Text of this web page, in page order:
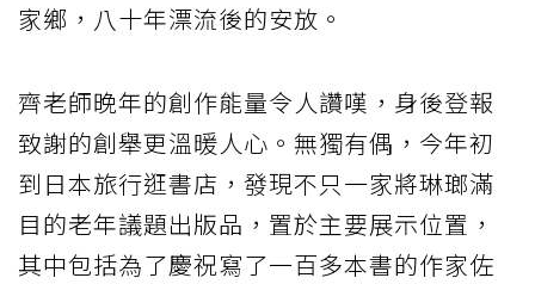
家鄉，八十年漂流後的安放。
齊老師晚年的創作能量令人讚嘆，身後登報
致謝的創舉更溫暖人心。無獨有偶，今年初
到日本旅行逛書店，發現不只一家將琳瑯滿
目的老年議題出版品，置於主要展示位置，
其中包括為了慶祝寫了一百多本書的作家佐